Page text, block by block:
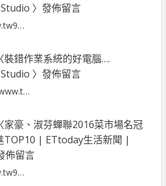
〉發佈留言
裝錯作業系統的好電腦….
〉發佈留言
家豪、淑芬蟬聯2016菜市場名冠
| ETtoday生活新聞 |
佈留言